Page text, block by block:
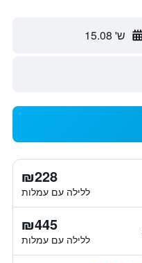
ש' 15.08
₪228
ללילה עם עמלות
₪445
ללילה עם עמלות